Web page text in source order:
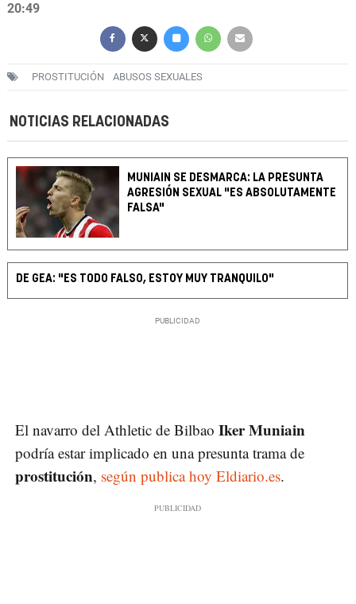
20:49
PROSTITUCIÓN ABUSOS SEXUALES
NOTICIAS RELACIONADAS
MUNIAIN SE DESMARCA: LA PRESUNTA
AGRESIÓN SEXUAL "ES ABSOLUTAMENTE
FALSA"
DE GEA: "ES TODO FALSO, ESTOY MUY TRANQUILO"
El navarro del Athletic de Bilbao Iker Muniain
podría estar implicado en una presunta trama de
prostitución, según publica hoy Eldiario.es.